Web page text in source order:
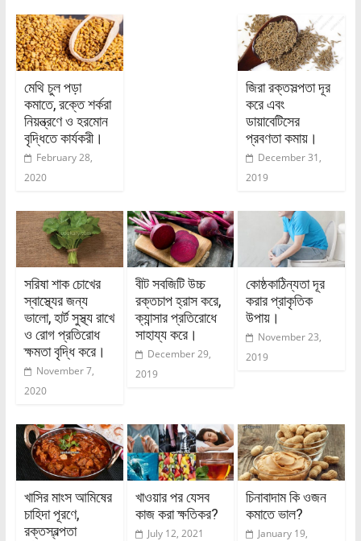
মেথি চুল পড়া
কমাতে, রক্তে শর্করা
নিয়ন্ত্রণে ও হরমোন
বৃদ্ধিতে কার্যকরী।
February 28,
2020
জিরা রক্তসল্পতা দূর
করে এবং
ডায়াবেটিসের
প্রবণতা কমায়।
December 31,
2019
সরিষা শাক চোখের
স্বাস্থ্যের জন্য
ভালো, হার্ট সুস্থ্য রাখে
ও রোগ প্রতিরোধ
ক্ষমতা বৃদ্ধি করে।
November 7,
2020
বীট সবজিটি উচ্চ
রক্তচাপ হ্রাস করে,
ক্যান্সার প্রতিরোধে
সাহায্য করে।
December 29,
2019
কোষ্ঠকাঠিন্যতা দূর
করার প্রাকৃতিক
উপায়।
November 23,
2019
খাসির মাংস আমিষের
চাহিদা পূরণে,
রক্তস্বল্পতা
খাওয়ার পর যেসব
কাজ করা ক্ষতিকর?
July 12, 2021
চিনাবাদাম কি ওজন
কমাতে ভাল?
January 19,